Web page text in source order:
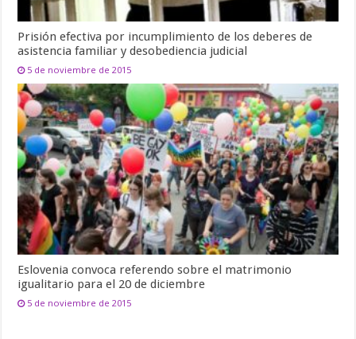
Prisión efectiva por incumplimiento de los deberes de
asistencia familiar y desobediencia judicial
5 de noviembre de 2015
Eslovenia convoca referendo sobre el matrimonio
igualitario para el 20 de diciembre
5 de noviembre de 2015